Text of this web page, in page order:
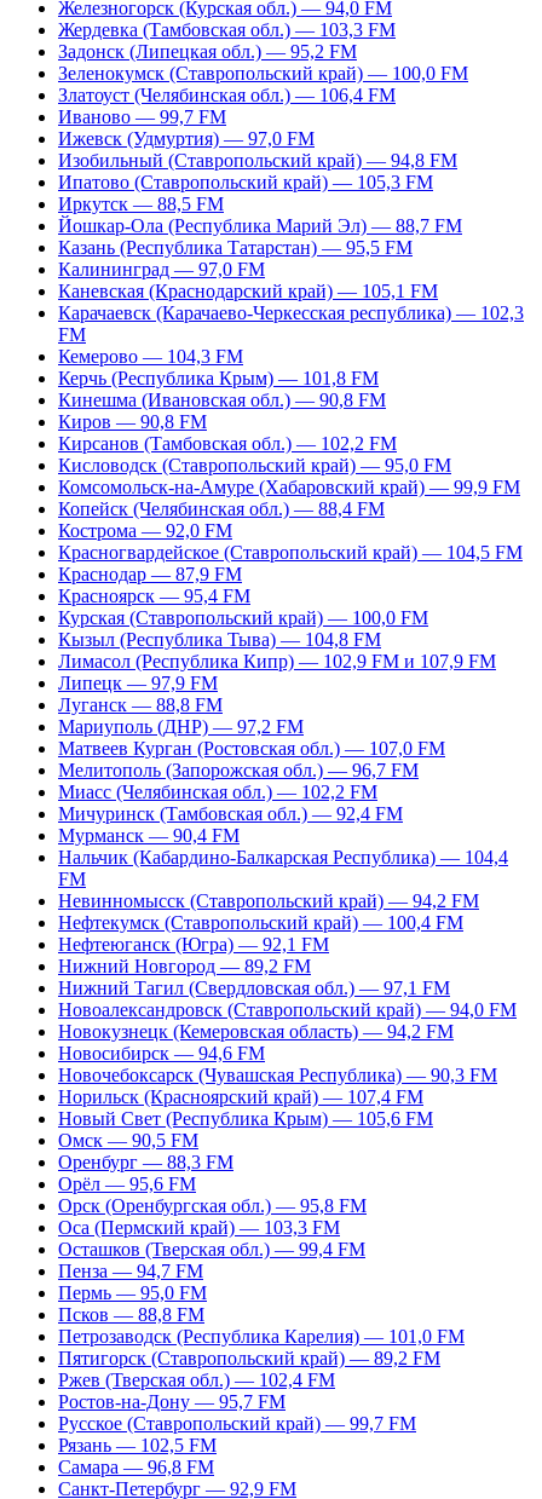
Железногорск (Курская обл.) — 94,0 FM
Жердевка (Тамбовская обл.) — 103,3 FM
Задонск (Липецкая обл.) — 95,2 FM
Зеленокумск (Ставропольский край) — 100,0 FM
Златоуст (Челябинская обл.) — 106,4 FM
Иваново — 99,7 FM
Ижевск (Удмуртия) — 97,0 FM
Изобильный (Ставропольский край) — 94,8 FM
Ипатово (Ставропольский край) — 105,3 FM
Иркутск — 88,5 FM
Йошкар-Ола (Республика Марий Эл) — 88,7 FM
Казань (Республика Татарстан) — 95,5 FM
Калининград — 97,0 FM
Каневская (Краснодарский край) — 105,1 FM
Карачаевск (Карачаево-Черкесская республика) — 102,3
FM
Кемерово — 104,3 FM
Керчь (Республика Крым) — 101,8 FM
Кинешма (Ивановская обл.) — 90,8 FM
Киров — 90,8 FM
Кирсанов (Тамбовская обл.) — 102,2 FM
Кисловодск (Ставропольский край) — 95,0 FM
Комсомольск-на-Амуре (Хабаровский край) — 99,9 FM
Копейск (Челябинская обл.) — 88,4 FM
Кострома — 92,0 FM
Красногвардейское (Ставропольский край) — 104,5 FM
Краснодар — 87,9 FM
Красноярск — 95,4 FM
Курская (Ставропольский край) — 100,0 FM
Кызыл (Республика Тыва) — 104,8 FM
Лимасол (Республика Кипр) — 102,9 FM и 107,9 FM
Липецк — 97,9 FM
Луганск — 88,8 FM
Мариуполь (ДНР) — 97,2 FM
Матвеев Курган (Ростовская обл.) — 107,0 FM
Мелитополь (Запорожская обл.) — 96,7 FM
Миасс (Челябинская обл.) — 102,2 FM
Мичуринск (Тамбовская обл.) — 92,4 FM
Мурманск — 90,4 FM
Нальчик (Кабардино-Балкарская Республика) — 104,4
FM
Невинномысск (Ставропольский край) — 94,2 FM
Нефтекумск (Ставропольский край) — 100,4 FM
Нефтеюганск (Югра) — 92,1 FM
Нижний Новгород — 89,2 FM
Нижний Тагил (Свердловская обл.) — 97,1 FM
Новоалександровск (Ставропольский край) — 94,0 FM
Новокузнецк (Кемеровская область) — 94,2 FM
Новосибирск — 94,6 FM
Новочебоксарск (Чувашская Республика) — 90,3 FM
Норильск (Красноярский край) — 107,4 FM
Новый Свет (Республика Крым) — 105,6 FM
Омск — 90,5 FM
Оренбург — 88,3 FM
Орёл — 95,6 FM
Орск (Оренбургская обл.) — 95,8 FM
Оса (Пермский край) — 103,3 FM
Осташков (Тверская обл.) — 99,4 FM
Пенза — 94,7 FM
Пермь — 95,0 FM
Псков — 88,8 FM
Петрозаводск (Республика Карелия) — 101,0 FM
Пятигорск (Ставропольский край) — 89,2 FM
Ржев (Тверская обл.) — 102,4 FM
Ростов-на-Дону — 95,7 FM
Русское (Ставропольский край) — 99,7 FM
Рязань — 102,5 FM
Самара — 96,8 FM
Санкт-Петербург — 92,9 FM